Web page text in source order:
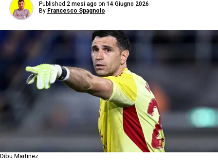
Published 2 mesi ago on 14 Giugno 2026
By Francesco Spagnolo
Dibu Martinez